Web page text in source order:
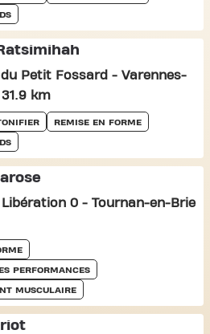
Petit Fossard - Varennes-
km
REMISE EN FORME
0 - Tournan-en-Brie
PERFORMANCES
MUSCULAIRE